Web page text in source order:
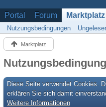
Portal Forum Marktplatz
Nutzungsbedingungen
Marktplatz
Diese Seite verwendet Cookies.
erklären Sie sich damit
Weitere Informationen